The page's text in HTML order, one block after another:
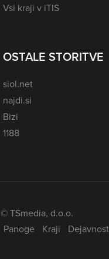
Vsi kraji v iTIS
OSTALE STORITVE
siol.net
najdi.si
Bizi
1188
© TSmedia, d.o.o.
Panoge
Kraji